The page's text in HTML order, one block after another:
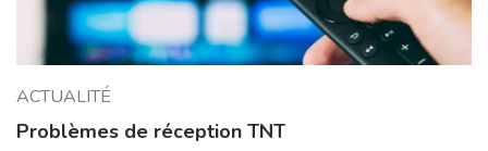
ACTUALITÉ
Problèmes de réception TNT